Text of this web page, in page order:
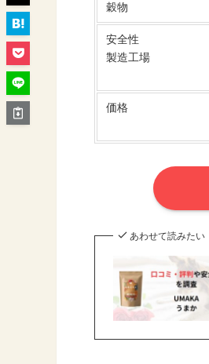
穀物
安全性
製造工場
価格
あわせて読みたい